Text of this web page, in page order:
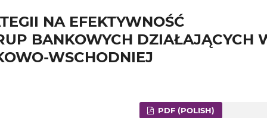
NA EFEKTYWNOŚĆ
BANKOWYCH DZIAŁAJĄCYCH
WSCHODNIEJ
PDF (POLISH)